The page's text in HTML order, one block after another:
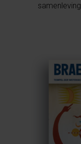
samenleving